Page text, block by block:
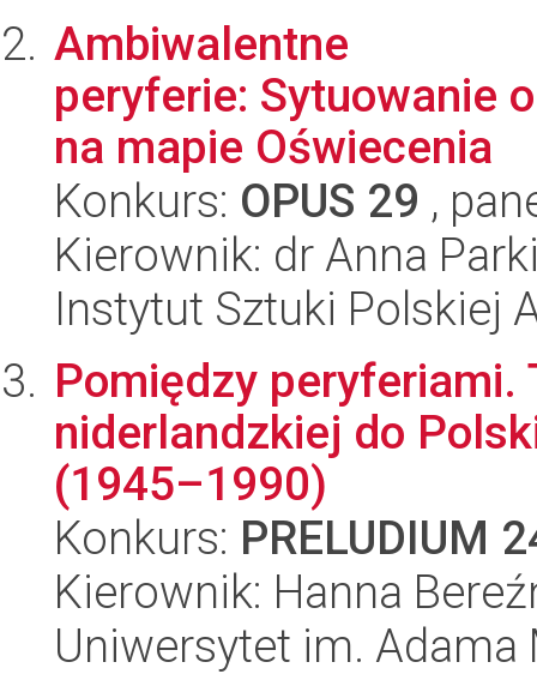
Ambiwalentne
peryferie: Sytuowanie
na mapie Oświecenia
Konkurs: OPUS 29 ,
Kierownik: dr Anna
Instytut Sztuki Polskiej
Pomiędzy peryferiami.
niderlandzkiej do
(1945–1990)
Konkurs: PRELUDIUM
Kierownik: Hanna
Uniwersytet im.